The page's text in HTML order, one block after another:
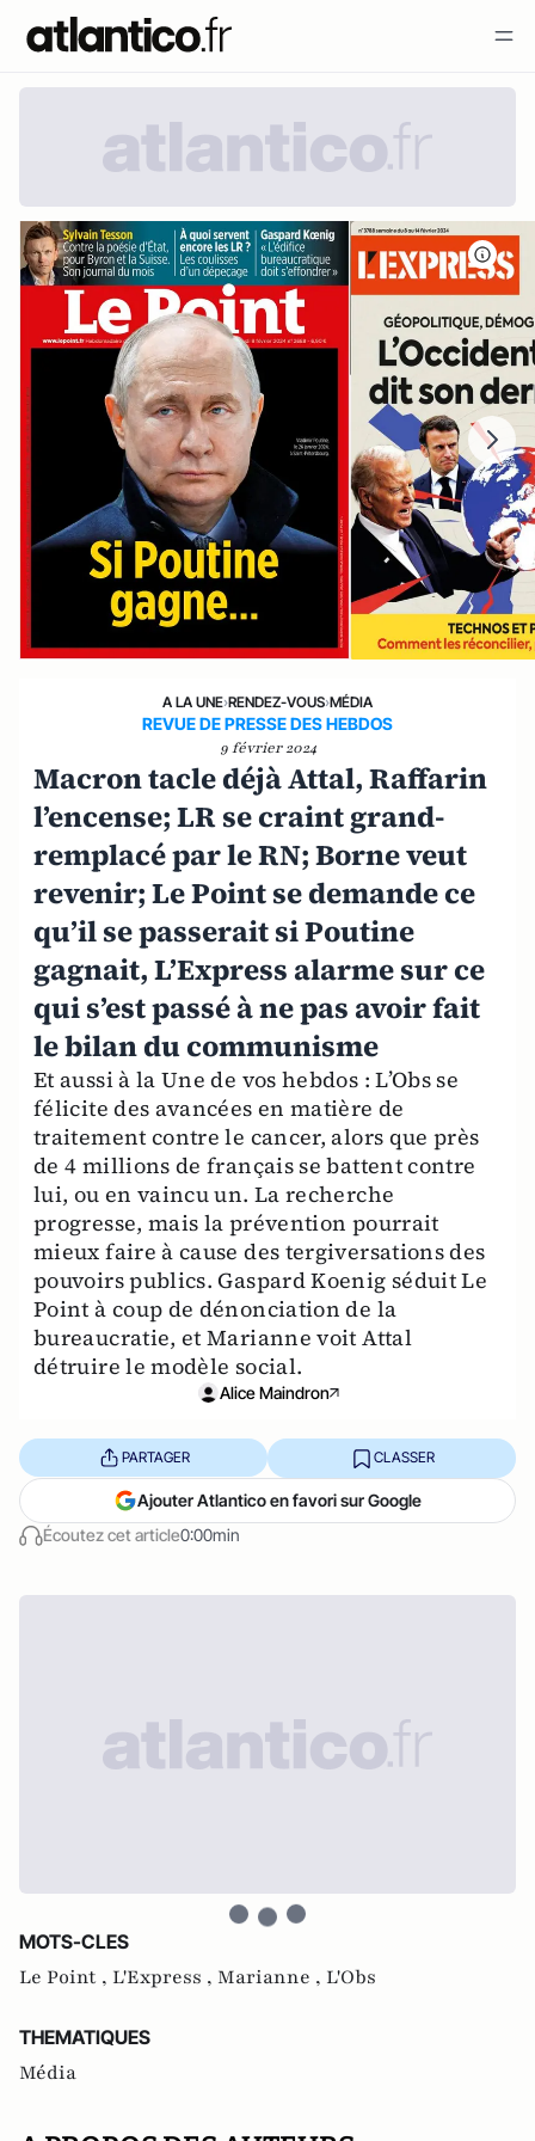
A LA UNE›RENDEZ-VOUS›MÉDIA
REVUE DE PRESSE DES HEBDOS
9 février 2024
Macron tacle déjà Attal, Raffarin
l’encense; LR se craint grand-
remplacé par le RN; Borne veut
revenir; Le Point se demande ce
qu’il se passerait si Poutine
gagnait, L’Express alarme sur ce
qui s’est passé à ne pas avoir fait
le bilan du communisme
Et aussi à la Une de vos hebdos : L’Obs se
félicite des avancées en matière de
traitement contre le cancer, alors que près
de 4 millions de français se battent contre
lui, ou en vaincu un. La recherche
progresse, mais la prévention pourrait
mieux faire à cause des tergiversations des
pouvoirs publics. Gaspard Koenig séduit Le
Point à coup de dénonciation de la
bureaucratie, et Marianne voit Attal
détruire le modèle social.
Alice Maindron
Écoutez cet article0:00min
PARTAGER CLASSER
Ajouter Atlantico en favori sur Google
MOTS-CLES
Le Point , L'Express , Marianne , L'Obs
THEMATIQUES
Média